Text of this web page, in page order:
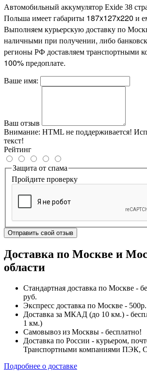
Автомобильный аккумулятор Exide 38
Польша имеет габариты 187x127x220 и
Выполняем курьерскую доставку по
наличными при получении, либо
регионы РФ доставляем транспортными
100% предоплате.
Ваше имя:
Ваш отзыв
Внимание: HTML не поддерживается!
текст!
Рейтинг
Защита от спама
Пройдите проверку
Отправить свой отзыв
Доставка по Москве и
области
Стандартная доставка по Москве -
руб.
Экспресс доставка по Москве - 500р.
Доставка за МКАД (до 10 км.) -
1 км.)
Самовывоз из Москвы - бесплатно!
Доставка по России - курьером,
Транспортными компаниями ПЭК,
Подробнее о доставке